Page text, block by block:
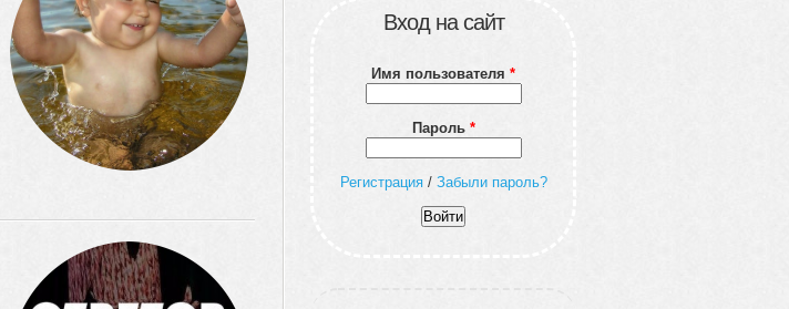
Вход на сайт
Имя пользователя *
Пароль *
Регистрация/ Забыли пароль?